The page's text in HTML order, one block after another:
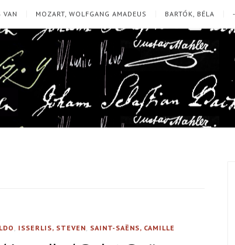
VAN MOZART, WOLFGANG AMADEUS BARTÓK, BÉLA
ISSERLIS, STEVEN SAINT-SAËNS, CAMILLE